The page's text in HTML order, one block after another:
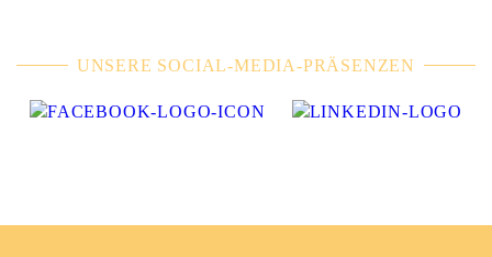
UNSERE SOCIAL-MEDIA-PRÄSENZEN